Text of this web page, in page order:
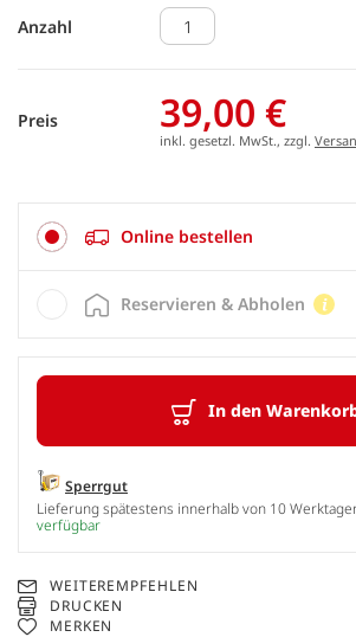
Anzahl
Preis 39,00 €
inkl. gesetzl. MwSt., zzgl.
Online bestellen
In den
Sperrgut
Lieferung spätestens innerhalb von 10
verfügbar
Reservieren & Abholen
WEITEREMPFEHLEN
DRUCKEN
MERKEN